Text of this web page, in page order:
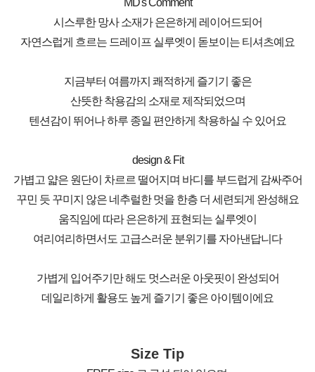
시스루한 망사 소재가 은은하게 레이어드되어
자연스럽게 흐르는 드레이프 실루엣이 돋보이는 티셔츠예요
지금부터 여름까지 쾌적하게 즐기기 좋은
산뜻한 착용감의 소재로 제작되었으며
텐션감이 뛰어나 하루 종일 편안하게 착용하실 수 있어요
design & Fit
가볍고 얇은 원단이 차르르 떨어지며 바디를 부드럽게 감싸주어
꾸민 듯 꾸미지 않은 네추럴한 멋을 한층 더 세련되게 완성해요
움직임에 따라 은은하게 표현되는 실루엣이
여리여리하면서도 고급스러운 분위기를 자아낸답니다
가볍게 입어주기만 해도 멋스러운 아웃핏이 완성되어
데일리하게 활용도 높게 즐기기 좋은 아이템이에요
Size Tip